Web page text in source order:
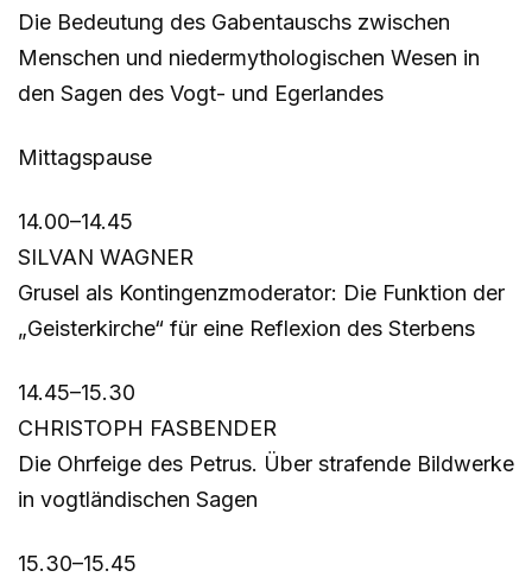
Die Bedeutung des Gabentauschs zwischen
Menschen und niedermythologischen Wesen in
den Sagen des Vogt- und Egerlandes
Mittagspause
14.00–14.45
SILVAN WAGNER
Grusel als Kontingenzmoderator: Die Funktion der
„Geisterkirche“ für eine Reflexion des Sterbens
14.45–15.30
CHRISTOPH FASBENDER
Die Ohrfeige des Petrus. Über strafende Bildwerke
in vogtländischen Sagen
15.30–15.45